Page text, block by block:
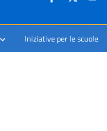
Iniziative per le scuole